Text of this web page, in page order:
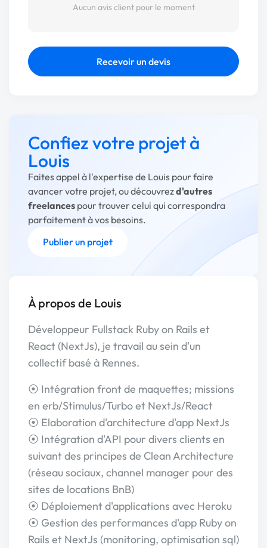
Aucun avis client pour le moment
Recevoir un devis
Confiez votre projet à
Louis
Faites appel à l'expertise de Louis pour faire
avancer votre projet, ou découvrezd'autres
freelances pour trouver celui qui correspondra
parfaitement à vos besoins.
Publier un projet
À propos de Louis
Développeur Fullstack Ruby on Rails et
React (NextJs), je travail au sein d'un
collectif basé à Rennes.
⦿ Intégration front de maquettes; missions
en erb/Stimulus/Turbo et NextJs/React
⦿ Elaboration d'architecture d'app NextJs
⦿ Intégration d'API pour divers clients en
suivant des principes de Clean Architecture
(réseau sociaux, channel manager pour des
sites de locations BnB)
⦿ Déploiement d'applications avec Heroku
⦿ Gestion des performances d'app Ruby on
Rails et NextJs (monitoring, optimisation sql)